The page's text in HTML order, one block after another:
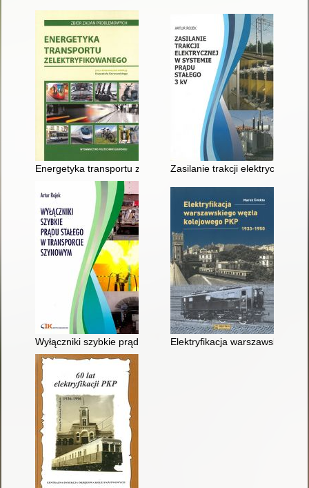
Energetyka transportu zelektryfikowanego : zbiór zadań
Zasilanie trakcji elektrycznej w
Wyłączniki szybkie prądu stałego w transporcie szynowym
Elektryfikacja warszawskiego